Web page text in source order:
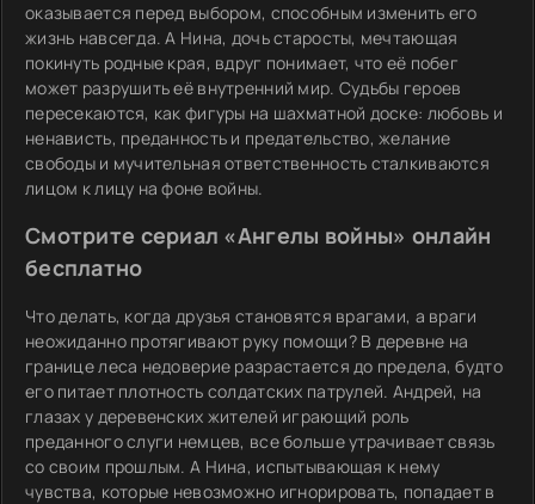
оказывается перед выбором, способным изменить его
жизнь навсегда. А Нина, дочь старосты, мечтающая
покинуть родные края, вдруг понимает, что её побег
может разрушить её внутренний мир. Судьбы героев
пересекаются, как фигуры на шахматной доске: любовь и
ненависть, преданность и предательство, желание
свободы и мучительная ответственность сталкиваются
лицом к лицу на фоне войны.
Смотрите сериал «Ангелы войны» онлайн
бесплатно
Что делать, когда друзья становятся врагами, а враги
неожиданно протягивают руку помощи? В деревне на
границе леса недоверие разрастается до предела, будто
его питает плотность солдатских патрулей. Андрей, на
глазах у деревенских жителей играющий роль
преданного слуги немцев, все больше утрачивает связь
со своим прошлым. А Нина, испытывающая к нему
чувства, которые невозможно игнорировать, попадает в